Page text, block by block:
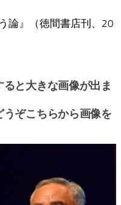
論』（徳間書店刊、20
と大きな画像が出ま
ぞこちらから画像を